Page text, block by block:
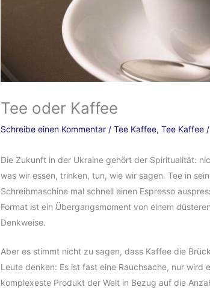
Tee oder Kaffee
Schreibe einen Kommentar /Tee Kaffee,Tee Kaffee
Die Zukunft in der Ukraine gehört der Spiritualität:
was wir essen, trinken, tun, wie wir sagen. Tee in
Schreibmaschine mal schnell einen Espresso
Format ist ein Übergangsmoment von einem
Denkweise.
Aber es stimmt nicht zu sagen, dass Kaffee die
Leute denken: Es ist fast eine Rauchsache, nur
komplexeste Produkt der Welt in Bezug auf die